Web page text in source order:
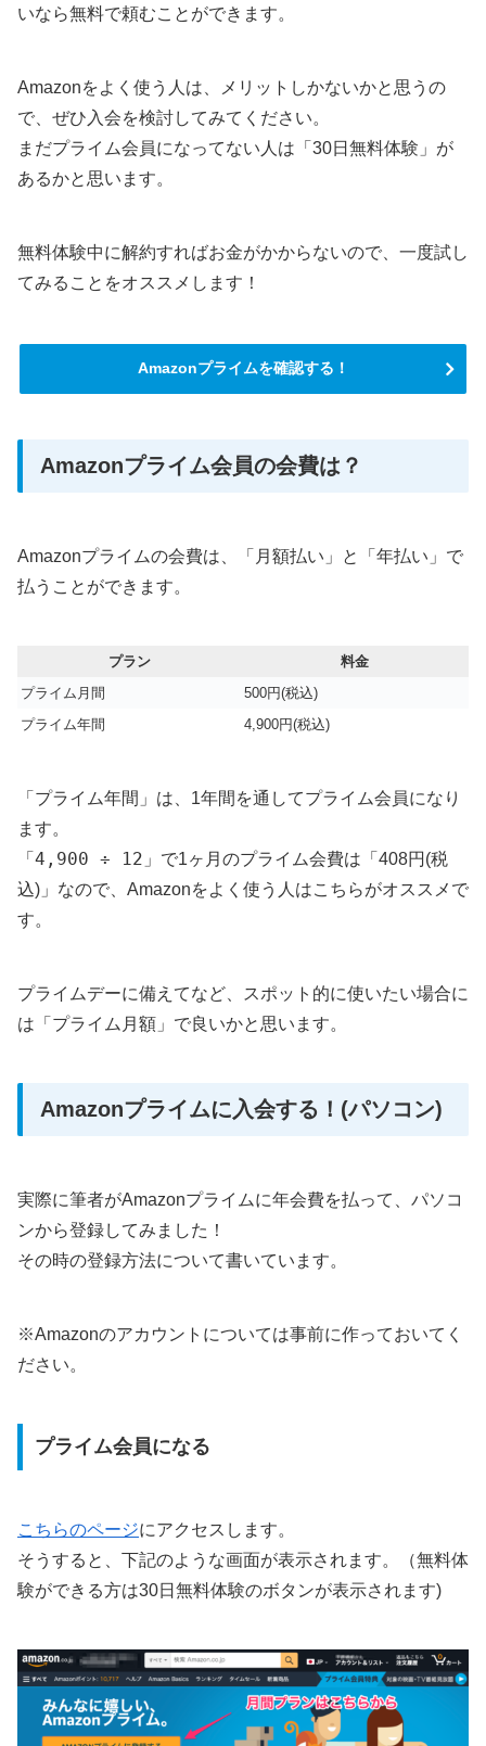
いなら無料で頼むことができます。
Amazonをよく使う人は、メリットしかないかと思うの
で、ぜひ入会を検討してみてください。
まだプライム会員になってない人は「30日無料体験」が
あるかと思います。
無料体験中に解約すればお金がかからないので、一度試し
てみることをオススメします！
Amazonプライムを確認する！
Amazonプライム会員の会費は？
Amazonプライムの会費は、「月額払い」と「年払い」で
払うことができます。
プラン
料金
プライム月間
500円(税込)
プライム年間
4,900円(税込)
「プライム年間」は、1年間を通してプライム会員になり
ます。
「 4,900 ÷ 12 」で1ヶ月のプライム会費は「408円(税
込)」なので、Amazonをよく使う人はこちらがオススメで
す。
プライムデーに備えてなど、スポット的に使いたい場合に
は「プライム月額」で良いかと思います。
Amazonプライムに入会する！(パソコン)
実際に筆者がAmazonプライムに年会費を払って、パソコ
ンから登録してみました！
その時の登録方法について書いています。
※Amazonのアカウントについては事前に作っておいてく
ださい。
プライム会員になる
こちらのページにアクセスします。
そうすると、下記のような画面が表示されます。（無料体
験ができる方は30日無料体験のボタンが表示されます)